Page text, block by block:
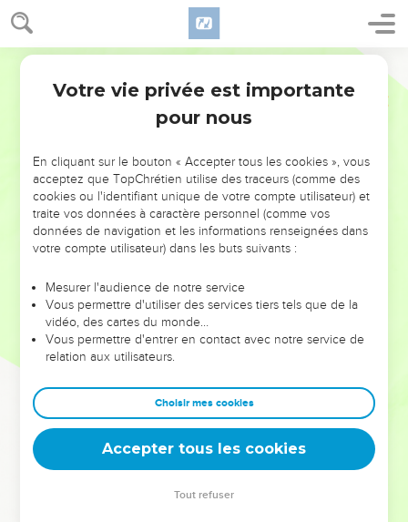
NE MANQUEZ PAS L’ÉVÉNEMENT
DE L’ANNÉE !
ET SI LEURS ERREURS POUVAIENT VOUS ÉVITER LES
VOTRES ?
leur foi ou leur vision. Mais on voit moins les doutes, les erreurs
et les saisons difficiles qu'ils ont traversés, alors même que ce
sont elles qui les ont façonnés.
Dans cette conférence, leaders, entrepreneurs, et responsables
clés pour avancer avec plus de sagesse afin que leurs erreurs
deviennent vos tremplins. Que vous guidiez un ministère, une
équipe, un groupe ou une famille, leur expérience est faite
Votre vie privée est importante
pour nous
En cliquant sur le bouton « Accepter tous les cookies », vous
acceptez que TopChrétien utilise des traceurs (comme des
cookies ou l'identifiant unique de votre compte utilisateur) et
traite vos données à caractère personnel (comme vos
données de navigation et les informations renseignées dans
votre compte utilisateur) dans les buts suivants :
Mesurer l'audience de notre service
Vous permettre d'utiliser des services tiers tels que de la
vidéo, des cartes du monde…
Vous permettre d'entrer en contact avec notre service de
relation aux utilisateurs.
Choisir mes cookies
Accepter tous les cookies
Tout refuser